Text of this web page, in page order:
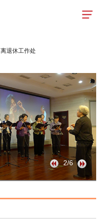
离退休工作处
2/6